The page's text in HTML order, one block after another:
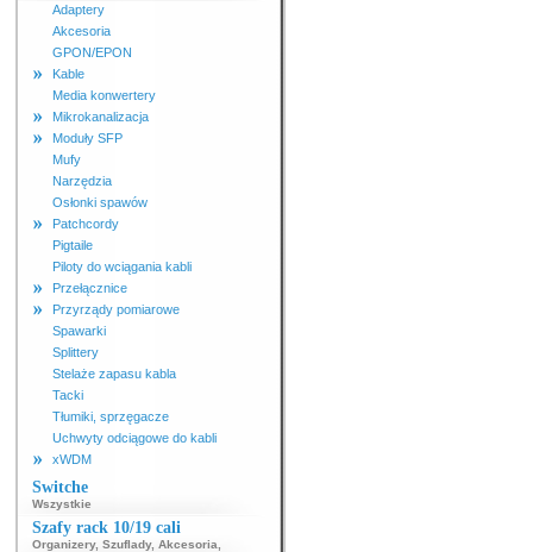
Adaptery
Akcesoria
GPON/EPON
Kable
Media konwertery
Mikrokanalizacja
Moduły SFP
Mufy
Narzędzia
Osłonki spawów
Patchcordy
Pigtaile
Piloty do wciągania kabli
Przełącznice
Przyrządy pomiarowe
Spawarki
Splittery
Stelaże zapasu kabla
Tacki
Tłumiki, sprzęgacze
Uchwyty odciągowe do kabli
xWDM
Switche
Wszystkie
Szafy rack 10/19 cali
Organizery, Szuflady, Akcesoria